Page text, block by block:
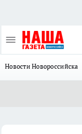
Новости Новороссийска